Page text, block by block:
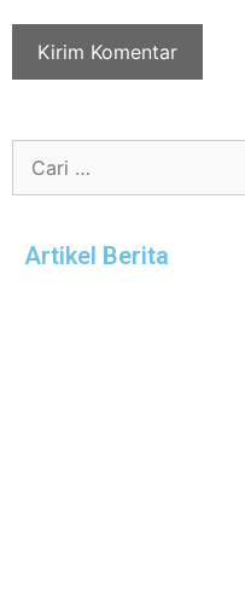
Artikel Berita